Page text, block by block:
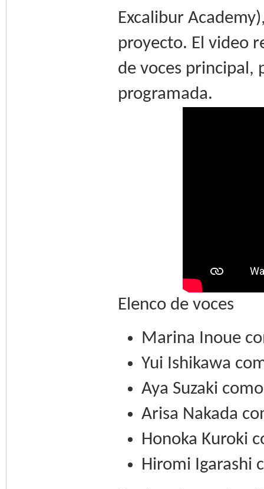
Excalibur
proyecto. El video
de voces principal,
programada.
Elenco de voces
Marina Inoue
Yui Ishikawa
Aya Suzaki
Arisa Nakada
Honoka Kuroki
Hiromi Igarashi